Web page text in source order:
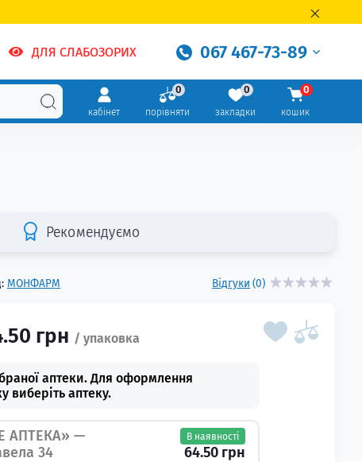
ДЛЯ СЛАБОЗОРИХ 067 467-73-89
кабінет порівняти
0
закладки
0
кошик
0
Рекомендуємо
МОНФАРМ Відгуки (0)
грн
аптеки. Для оформлення
виберіть аптеку.
АПТЕКА» —
34
В наявності
64.50 грн